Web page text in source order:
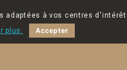
adaptées à vos centres
plus. Accepter